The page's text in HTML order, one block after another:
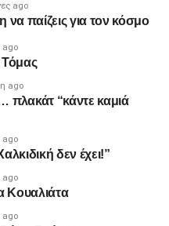
ούτε σίγουροι, ούτε
σας στήριξε είναι να
λύσεις οι οποίες
και όχι αβάσιμες
για το τι
του συλλόγου
ago
να παίζεις για τον κόσμο
ago
ago
πλακάτ “κάντε καμιά
ago
δεν έχει!”
ago
Κουαλιάτα
ago